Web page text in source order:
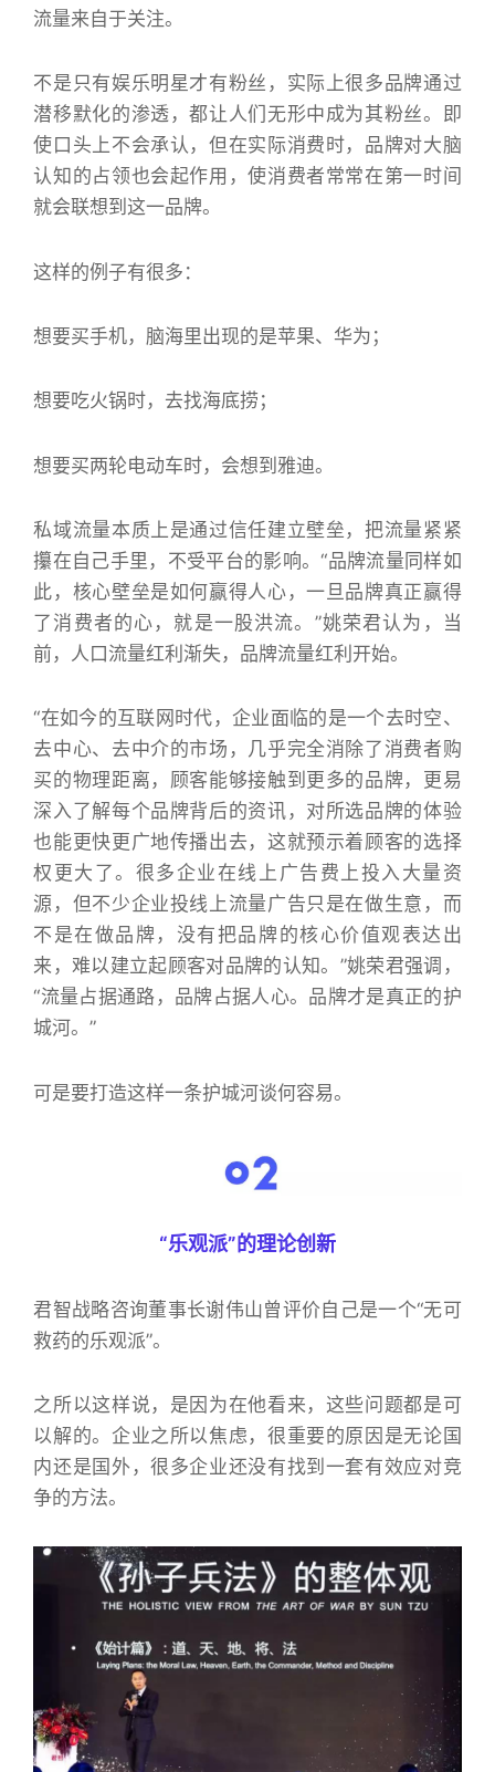
流量来自于关注。
不是只有娱乐明星才有粉丝，实际上很多品牌通过
潜移默化的渗透，都让人们无形中成为其粉丝。即
使口头上不会承认，但在实际消费时，品牌对大脑
认知的占领也会起作用，使消费者常常在第一时间
就会联想到这一品牌。
这样的例子有很多：
想要买手机，脑海里出现的是苹果、华为；
想要吃火锅时，去找海底捞；
想要买两轮电动车时，会想到雅迪。
私域流量本质上是通过信任建立壁垒，把流量紧紧
攥在自己手里，不受平台的影响。“品牌流量同样如
此，核心壁垒是如何赢得人心，一旦品牌真正赢得
了消费者的心，就是一股洪流。”姚荣君认为，当
前，人口流量红利渐失，品牌流量红利开始。
“在如今的互联网时代，企业面临的是一个去时空、
去中心、去中介的市场，几乎完全消除了消费者购
买的物理距离，顾客能够接触到更多的品牌，更易
深入了解每个品牌背后的资讯，对所选品牌的体验
也能更快更广地传播出去，这就预示着顾客的选择
权更大了。很多企业在线上广告费上投入大量资
源，但不少企业投线上流量广告只是在做生意，而
不是在做品牌，没有把品牌的核心价值观表达出
来，难以建立起顾客对品牌的认知。”姚荣君强调，
“流量占据通路，品牌占据人心。品牌才是真正的护
城河。”
可是要打造这样一条护城河谈何容易。
“乐观派”的理论创新
君智战略咨询董事长谢伟山曾评价自己是一个“无可
救药的乐观派”。
之所以这样说，是因为在他看来，这些问题都是可
以解的。企业之所以焦虑，很重要的原因是无论国
内还是国外，很多企业还没有找到一套有效应对竞
争的方法。